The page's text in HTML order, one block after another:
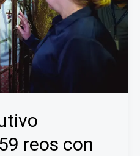
reos con